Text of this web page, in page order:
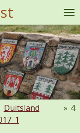
Duitsland
» 4